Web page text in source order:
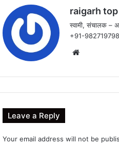
raigarh
स्वामी, संचालक –
+91-
Leave a Reply
Your email address will not be